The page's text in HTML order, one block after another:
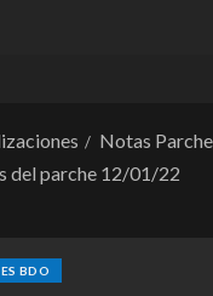
Notas
del parche 12/01/22
BDO